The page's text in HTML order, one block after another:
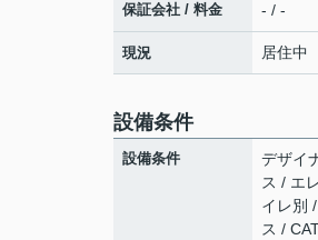
保証会社 / 料金 - / -
現況 居住中
設備条件
設備条件
デザイ
ス / エ
イレ別
ス /